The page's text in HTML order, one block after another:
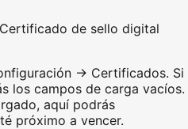
de sello digital
→ Certificados. Si
los campos de carga vacíos.
aquí podrás
próximo a vencer.